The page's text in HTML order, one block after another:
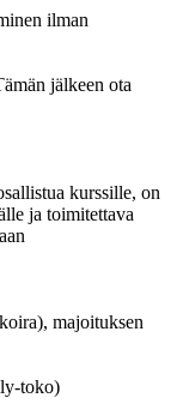
ilman
jälkeen ota
kurssille, on
ja toimitettava
majoituksen
toko)